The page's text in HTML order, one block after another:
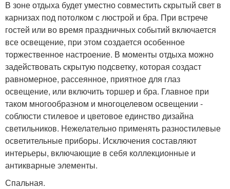
В зоне отдыха будет уместно совместить скрытый свет в
карнизах под потолком с люстрой и бра. При встрече
гостей или во время праздничных событий включается
все освещение, при этом создается особенное
торжественное настроение. В моменты отдыха можно
задействовать скрытую подсветку, которая создаст
равномерное, рассеянное, приятное для глаз
освещение, или включить торшер и бра. Главное при
таком многообразном и многоцелевом освещении -
соблюсти стилевое и цветовое единство дизайна
светильников. Нежелательно применять разностилевые
осветительные приборы. Исключения составляют
интерьеры, включающие в себя коллекционные и
антикварные элементы.
Спальная.